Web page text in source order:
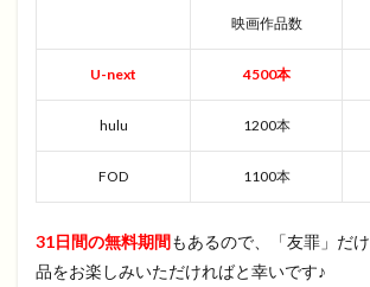
映画作品数
U-next 4500本
hulu 1200本
FOD 1100本
31日間の無料期間もあるので、「友罪」だ
品をお楽しみいただければと幸いです♪